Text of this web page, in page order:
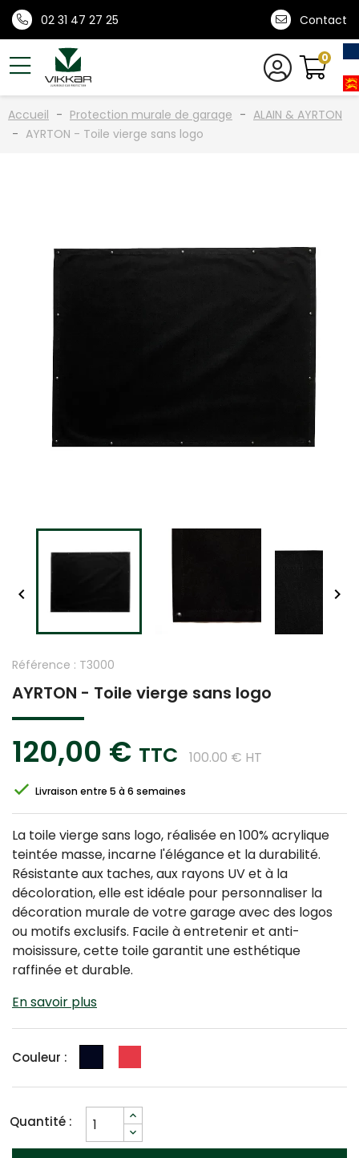
02 31 47 27 25 Contact
0
Accueil Protection murale de garage
ALAIN & AYRTON
AYRTON - Toile vierge sans logo
 
Référence : T3000
AYRTON - Toile vierge sans logo
120,00 € TTC 100.00 € HT
Livraison entre 5 à 6 semaines
La toile vierge sans logo, réalisée en 100% acrylique
teintée masse, incarne l'élégance et la durabilité.
Résistante aux taches, aux rayons UV et à la
décoloration, elle est idéale pour personnaliser la
décoration murale de votre garage avec des logos
ou motifs exclusifs. Facile à entretenir et anti-
moisissure, cette toile garantit une esthétique
raffinée et durable.
En savoir plus
Couleur : Noir Rouge
Quantité :